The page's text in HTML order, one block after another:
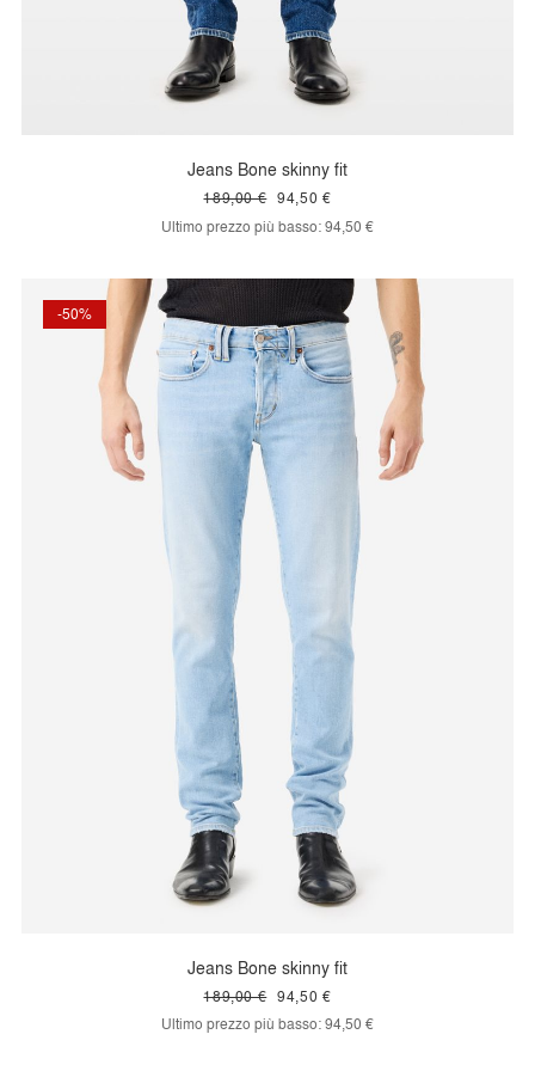
Jeans Bone skinny fit
94,50 €
189,00 €
Ultimo prezzo più basso:94,50 €
-50%
Jeans Bone skinny fit
94,50 €
189,00 €
Ultimo prezzo più basso:94,50 €